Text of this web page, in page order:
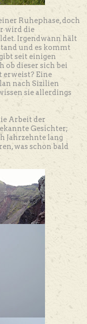
Ruhephase, doch
wird die
Irgendwann hält
und es kommt
seit einigen
ob dieser sich bei
erweist? Eine
nach Sizilien
sie allerdings
Arbeit der
Gesichter;
Jahrzehnte lang
was schon bald